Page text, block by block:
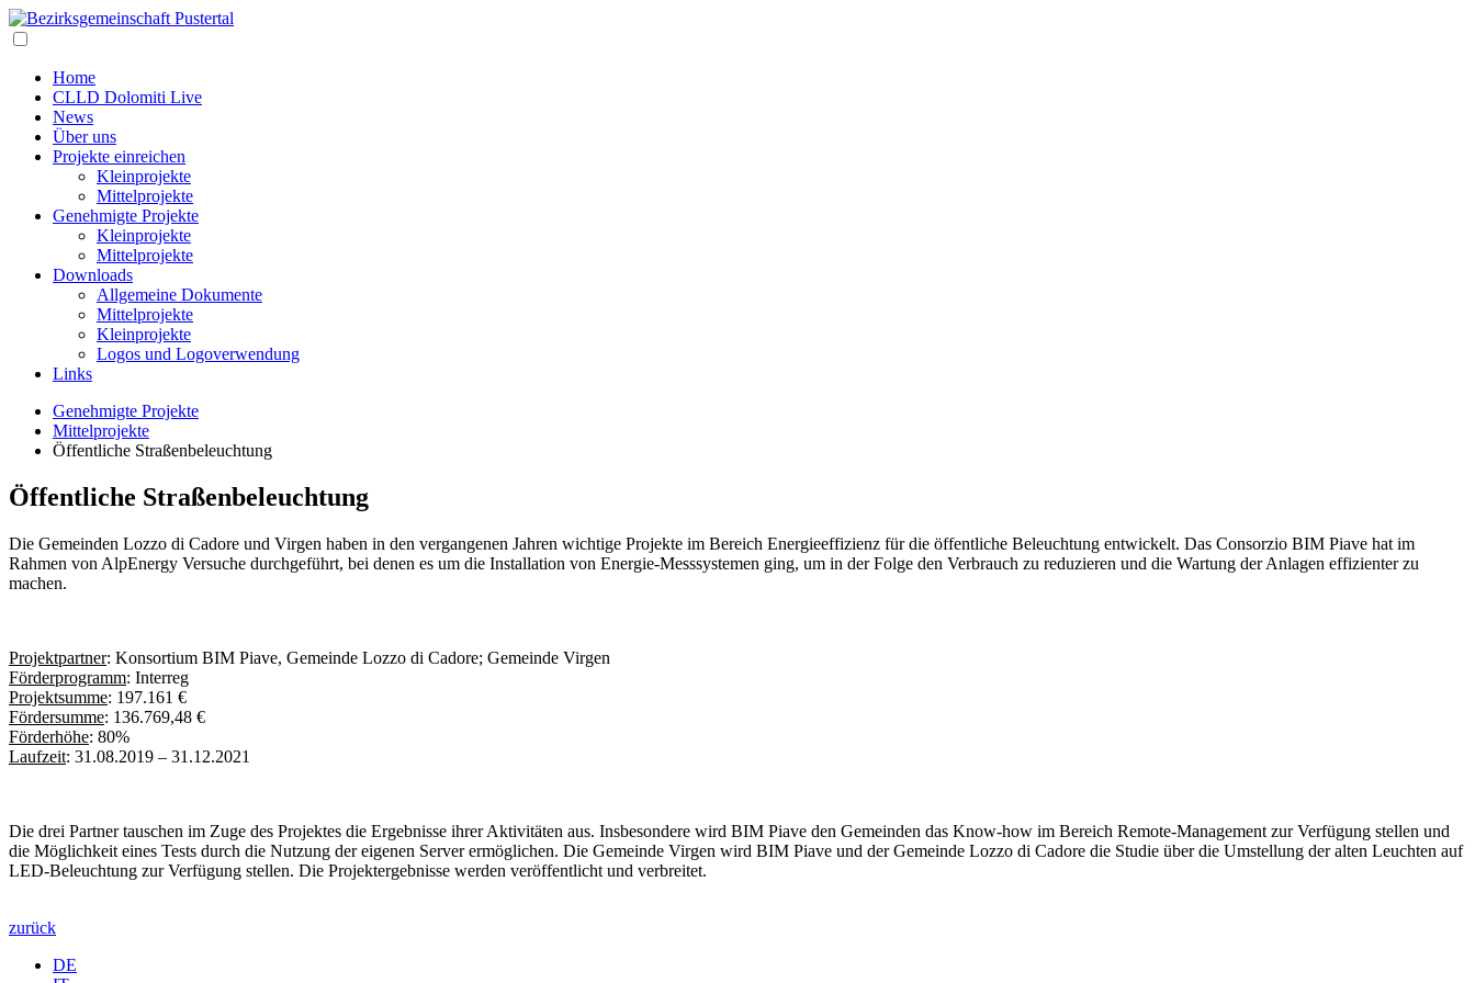
Home
CLLD Dolomiti Live
News
Über uns
Projekte einreichen
Kleinprojekte
Mittelprojekte
Genehmigte Projekte
Kleinprojekte
Mittelprojekte
Downloads
Allgemeine Dokumente
Mittelprojekte
Kleinprojekte
Logos und Logoverwendung
Links
Genehmigte Projekte
Mittelprojekte
Öffentliche Straßenbeleuchtung
Öffentliche Straßenbeleuchtung
Die Gemeinden Lozzo di Cadore und Virgen haben in den vergangenen Jahren wichtige Projekte im Bereich Energieeffizienz für die öffentliche Beleuchtung entwickelt. Das Consorzio BIM Piave hat im
Rahmen von AlpEnergy Versuche durchgeführt, bei denen es um die Installation von Energie-Messsystemen ging, um in der Folge den Verbrauch zu reduzieren und die Wartung der Anlagen effizienter zu
machen.
Projektpartner: Konsortium BIM Piave, Gemeinde Lozzo di Cadore; Gemeinde Virgen
Förderprogramm: Interreg
Projektsumme: 197.161 €
Fördersumme: 136.769,48 €
Förderhöhe: 80%
Laufzeit: 31.08.2019 – 31.12.2021
Die drei Partner tauschen im Zuge des Projektes die Ergebnisse ihrer Aktivitäten aus. Insbesondere wird BIM Piave den Gemeinden das Know-how im Bereich Remote-Management zur Verfügung stellen und
die Möglichkeit eines Tests durch die Nutzung der eigenen Server ermöglichen. Die Gemeinde Virgen wird BIM Piave und der Gemeinde Lozzo di Cadore die Studie über die Umstellung der alten Leuchten auf
LED-Beleuchtung zur Verfügung stellen. Die Projektergebnisse werden veröffentlicht und verbreitet.
zurück
DE